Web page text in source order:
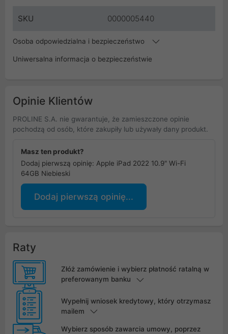
SKU 0000005440
Osoba odpowiedzialna i bezpieczeństwo
Uniwersalna informacja o bezpieczeństwie
Opinie Klientów
PROLINE S.A. nie gwarantuje, że zamieszczone opinie
pochodzą od osób, które zakupiły lub używały dany produkt.
Masz ten produkt?
Dodaj pierwszą opinię: Apple iPad 2022 10.9" Wi-Fi
64GB Niebieski
Dodaj pierwszą opinię...
Raty
Złóż zamówienie i wybierz płatność ratalną w
preferowanym banku
Wypełnij wniosek kredytowy, który otrzymasz
mailem
Wybierz sposób zawarcia umowy, poprzez